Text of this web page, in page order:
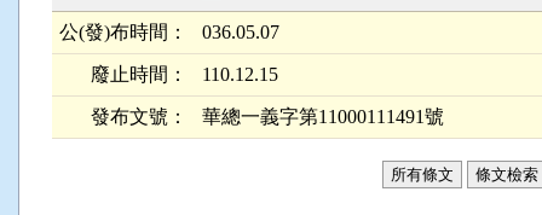
公(發)布時間： 036.05.07
廢止時間： 110.12.15
發布文號： 華總一義字第11000111491號
所有條文 條文檢索